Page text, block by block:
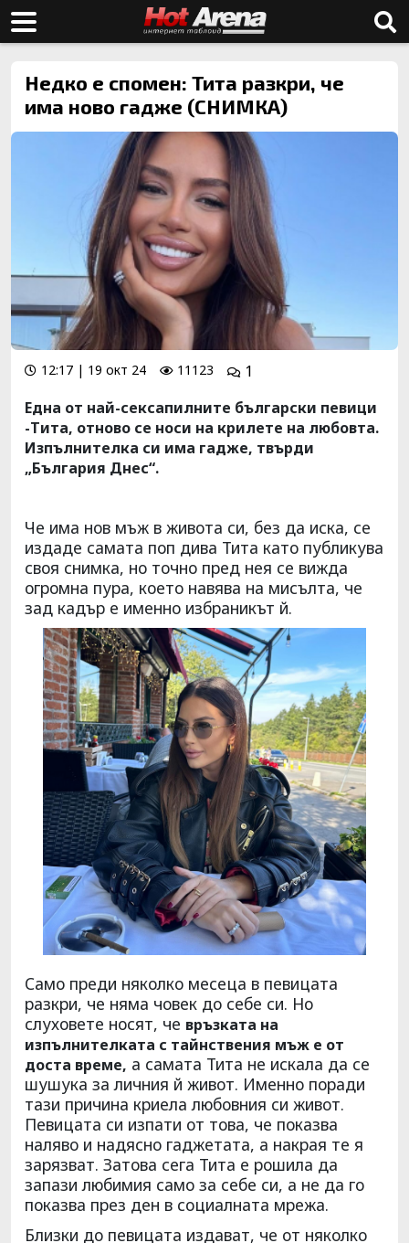
Недко е спомен: Тита разкри, че
има ново гадже (СНИМКА)
12:17 | 19 окт 24 11123
1
Една от най-сексапилните български певици
-Тита, отново се носи на крилете на любовта.
Изпълнителка си има гадже, твърди
„България Днес“.
Че има нов мъж в живота си, без да иска, се
издаде самата поп дива Тита като публикува
своя снимка, но точно пред нея се вижда
огромна пура, което навява на мисълта, че
зад кадър е именно избраникът й.
Само преди няколко месеца в певицата
разкри, че няма човек до себе си. Но
слуховете носят, че връзката на
изпълнителката с тайнствения мъж е от
доста време, а самата Тита не искала да се
шушука за личния й живот. Именно поради
тази причина криела любовния си живот.
Певицата си изпати от това, че показва
наляво и надясно гаджетата, а накрая те я
зарязват. Затова сега Тита е рошила да
запази любимия само за себе си, а не да го
показва през ден в социалната мрежа.
Близки до певицата издават, че от няколко